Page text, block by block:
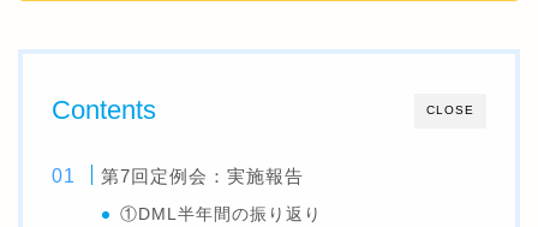
CLOSE
Contents
第7回定例会：実施報告
①DML半年間の振り返り